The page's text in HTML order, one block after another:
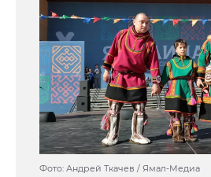
Фото: Андрей Ткачев / Ямал-Медиа